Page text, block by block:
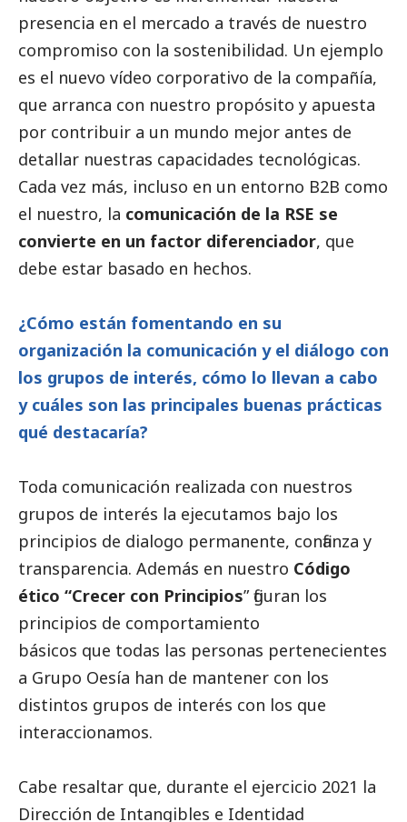
presencia en el mercado a través de nuestro
compromiso con la sostenibilidad. Un ejemplo
es el nuevo vídeo corporativo de la compañía,
que arranca con nuestro propósito y apuesta
por contribuir a un mundo mejor antes de
detallar nuestras capacidades tecnológicas.
Cada vez más, incluso en un entorno B2B como
el nuestro, la comunicación de la RSE se
convierte en un factor diferenciador, que
debe estar basado en hechos.
¿Cómo están fomentando en su
organización la comunicación y el diálogo con
los grupos de interés, cómo lo llevan a cabo
y cuáles son las principales buenas prácticas
qué destacaría?
Toda comunicación realizada con nuestros
grupos de interés la ejecutamos bajo los
principios de dialogo permanente, confianza y
transparencia. Además en nuestro Código
ético “Crecer con Principios” figuran los
principios de comportamiento
básicos que todas las personas pertenecientes
a Grupo Oesía han de mantener con los
distintos grupos de interés con los que
interaccionamos.
Cabe resaltar que, durante el ejercicio 2021 la
Dirección de Intangibles e Identidad